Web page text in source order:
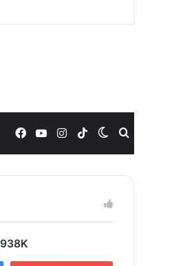
Switch
skin
TikTok
Instagram
YouTube
Facebook
938K